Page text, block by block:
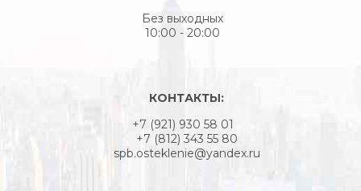
Без выходных
10:00 - 20:00
КОНТАКТЫ:
+7 (921) 930 58 01
+7 (812) 343 55 80
spb.osteklenie@yandex.ru